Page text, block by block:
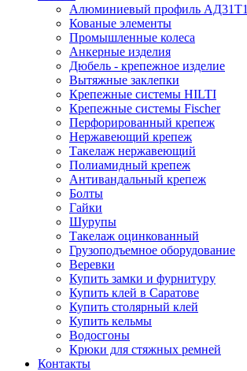
Алюминиевый профиль АД31Т1
Кованые элементы
Промышленные колеса
Анкерные изделия
Дюбель - крепежное изделие
Вытяжные заклепки
Крепежные системы HILTI
Крепежные системы Fischer
Перфорированный крепеж
Нержавеющий крепеж
Такелаж нержавеющий
Полиамидный крепеж
Антивандальный крепеж
Болты
Гайки
Шурупы
Такелаж оцинкованный
Грузоподъемное оборудование
Веревки
Купить замки и фурнитуру
Купить клей в Саратове
Купить столярный клей
Купить кельмы
Водосгоны
Крюки для стяжных ремней
Контакты